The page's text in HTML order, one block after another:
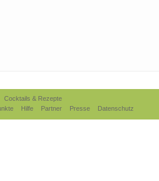
Cocktails & Rezepte
Hilfe Partner Presse Datenschutz